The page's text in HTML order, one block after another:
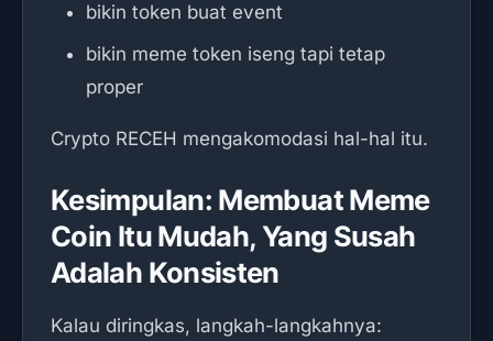
bikin token buat event
bikin meme token iseng tapi tetap
proper
Crypto RECEH mengakomodasi hal-hal itu.
Kesimpulan: Membuat Meme
Coin Itu Mudah, Yang Susah
Adalah Konsisten
Kalau diringkas, langkah-langkahnya: